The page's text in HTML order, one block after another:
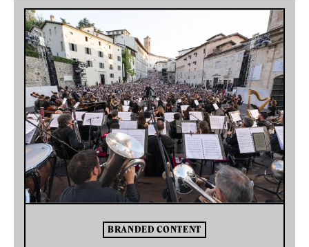
BRANDED CONTENT